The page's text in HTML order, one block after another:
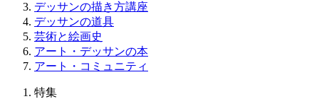
デッサンの描き方講座
デッサンの道具
芸術と絵画史
アート・デッサンの本
アート・コミュニティ
特集